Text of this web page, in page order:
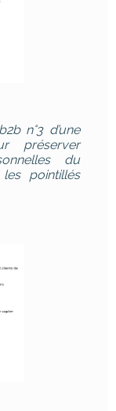
n°3 d’une
préserver
du
pointillés